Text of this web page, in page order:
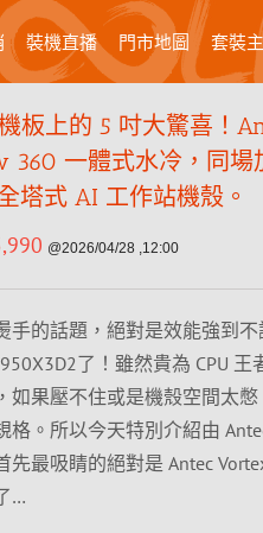
裝機直播 門市地圖 套裝
板上的 5 吋大驚喜！
360 一體式水冷，同場
塔式 AI 工作站機殼。
@2026/04/28 ,12:00
手的話題，絕對是效能強到
了！雖然貴為 CPU 王
如果壓不住或是機殼空間太
格。所以今天特別介紹由
先最吸睛的絕對是 Antec
…